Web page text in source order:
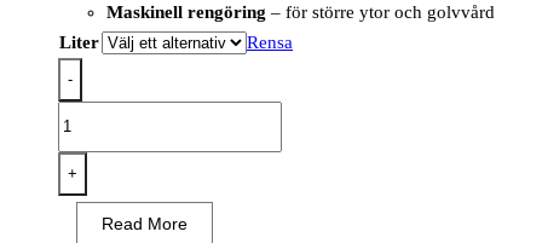
Maskinell rengöring – för större ytor och golvvård
Liter
Rensa
-
Natur
Grovrengöringsmedel,
+
Read More